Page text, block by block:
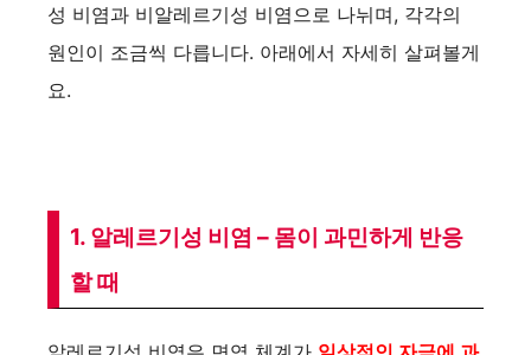
성 비염과 비알레르기성 비염으로 나뉘며, 각각의
원인이 조금씩 다릅니다. 아래에서 자세히 살펴볼게
요.
1. 알레르기성 비염 – 몸이 과민하게 반응
할 때